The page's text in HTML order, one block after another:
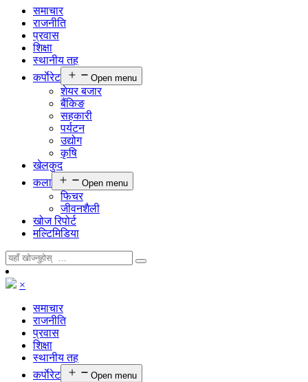
समाचार
राजनीति
प्रवास
शिक्षा
स्थानीय तह
कर्पाेरेट
Open menu
शेयर बजार
बैंकिङ
सहकारी
पर्यटन
उद्योग
कृषि
खेलकुद
कला
Open menu
फिचर
जीवनशैली
खोज रिपोर्ट
मल्टिमिडिया
×
समाचार
राजनीति
प्रवास
शिक्षा
स्थानीय तह
कर्पाेरेट
Open menu